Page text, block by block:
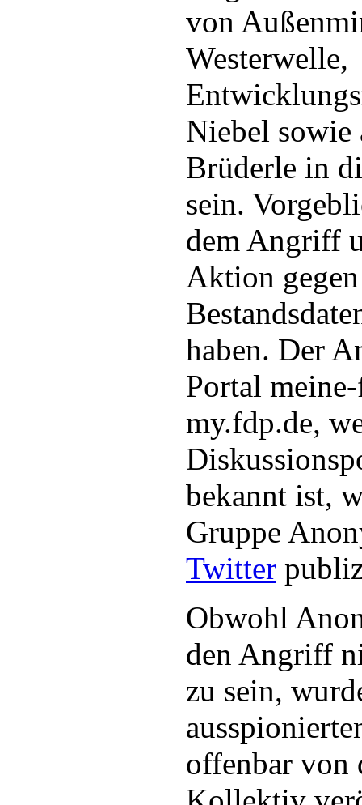
von
Westerwelle,
Niebel sowie
Brüderle in
sein.
dem Angriff
Aktion
haben. Der
Portal
my.fdp.de,
bekannt ist,
Gruppe
Twitter
Obwohl
den Angriff
zu sein,
offenbar von